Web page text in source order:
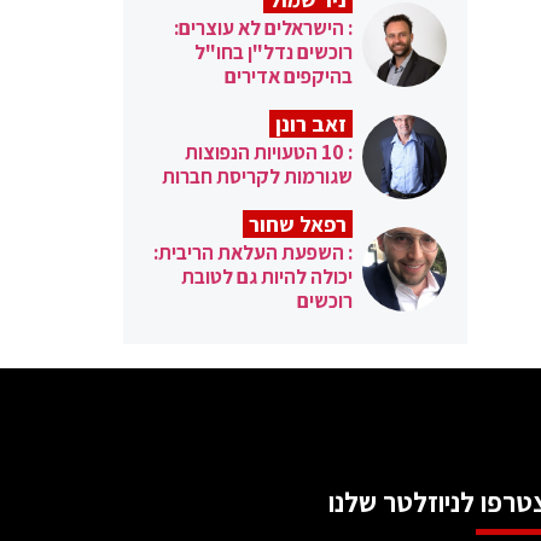
: הישראלים לא עוצרים:
רוכשים נדל"ן בחו"ל
בהיקפים אדירים
זאב רונן
: 10 הטעויות הנפוצות
שגורמות לקריסת חברות
רפאל שחור
: השפעת העלאת הריבית:
יכולה להיות גם לטובת
רוכשים
לניוזלטר שלנו